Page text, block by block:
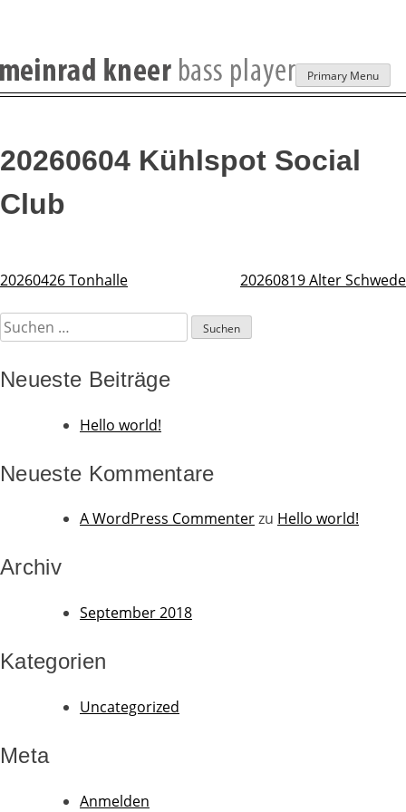
Skip
to
Primary Menu
20260604 Kühlspot Social
Club
Beitragsnavigation
20260426 Tonhalle 20260819 Alter Schwede
Suchen
nach:
Neueste Beiträge
Hello world!
Neueste Kommentare
A WordPress Commenterzu Hello world!
Archiv
September 2018
Kategorien
Uncategorized
Meta
Anmelden